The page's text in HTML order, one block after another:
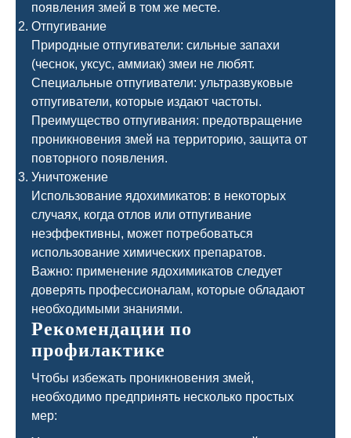
появления змей в том же месте.
Отпугивание
Природные отпугиватели: сильные запахи
(чеснок, уксус, аммиак) змеи не любят.
Специальные отпугиватели: ультразвуковые
отпугиватели, которые издают частоты.
Преимущество отпугивания: предотвращение
проникновения змей на территорию, защита от
повторного появления.
Уничтожение
Использование ядохимикатов: в некоторых
случаях, когда отлов или отпугивание
неэффективны, может потребоваться
использование химических препаратов.
Важно: применение ядохимикатов следует
доверять профессионалам, которые обладают
необходимыми знаниями.
Рекомендации по
профилактике
Чтобы избежать проникновения змей,
необходимо предпринять несколько простых
мер: